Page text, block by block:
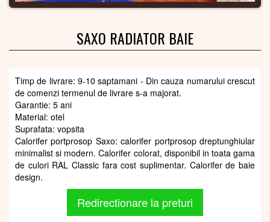
SAXO RADIATOR BAIE
Timp de livrare: 9-10 saptamani - Din cauza numarului crescut
de comenzi termenul de livrare s-a majorat.
Garantie: 5 ani
Material: otel
Suprafata: vopsita
Calorifer portprosop Saxo: calorifer portprosop dreptunghiular
minimalist si modern. Calorifer colorat, disponibil in toata gama
de culori RAL Classic fara cost suplimentar. Calorifer de baie
design.
Redirectionare la preturi